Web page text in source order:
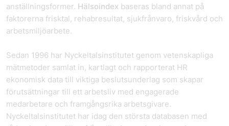
anställningsformer. Hälsoindex baseras bland annat på
faktorerna frisktal, rehabresultat, sjukfrånvaro, friskvård och
arbetsmiljöarbete.
Sedan 1996 har Nyckeltalsinstitutet genom vetenskapliga
mätmetoder samlat in, kartlagt och rapporterat HR
ekonomisk data till viktiga beslutsunderlag som skapar
förutsättningar till ett arbetsliv med engagerade
medarbetare och framgångsrika arbetsgivare.
Nyckeltalsinstitutet har idag den största databasen med